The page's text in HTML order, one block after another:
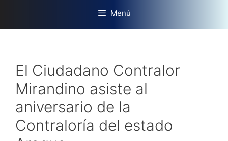
Menú
El Ciudadano Contralor
Mirandino asiste al
aniversario de la
Contraloría del estado